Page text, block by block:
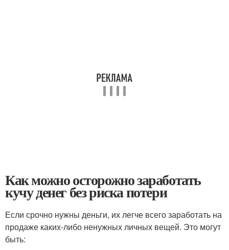
Как можно осторожно заработать
кучу денег без риска потери
Если срочно нужны деньги, их легче всего заработать на
продаже каких-либо ненужных личных вещей. Это могут
быть: